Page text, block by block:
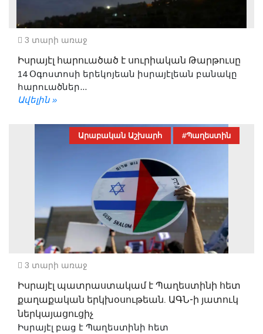
3 տարի առաջ
Իսրայէլ հարուածած է սուրիական Թարթուսը
14 Օգոստոսի երեկոյեան իսրայէլեան բանակը
հարուածներ...
Ավելին »
Արաբական Աշխարհ #Պաղեստին
3 տարի առաջ
Իսրայէլ պատրաստակամ է Պաղեստինի հետ
քաղաքական երկխօսութեան. ԱԳՆ-ի յատուկ
ներկայացուցիչ
Իսրայէլ բաց է Պաղեստինի հետ